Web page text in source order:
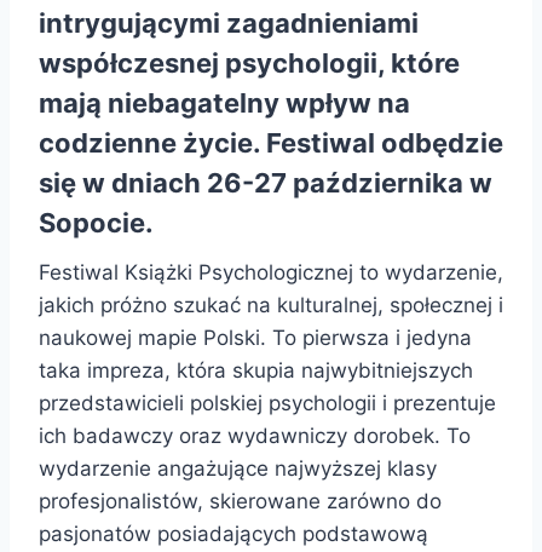
intrygującymi zagadnieniami
współczesnej psychologii, które
mają niebagatelny wpływ na
codzienne życie. Festiwal odbędzie
się w dniach 26-27 października w
Sopocie.
Festiwal Książki Psychologicznej to wydarzenie,
jakich próżno szukać na kulturalnej, społecznej i
naukowej mapie Polski. To pierwsza i jedyna
taka impreza, która skupia najwybitniejszych
przedstawicieli polskiej psychologii i prezentuje
ich badawczy oraz wydawniczy dorobek. To
wydarzenie angażujące najwyższej klasy
profesjonalistów, skierowane zarówno do
pasjonatów posiadających podstawową